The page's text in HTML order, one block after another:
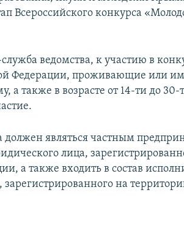
Всероссийского конкурса
ведомства, к участию в
Федерации, проживающие или
а также в возрасте от 14-ти до
должен являться частным
лица,
а также входить в состав
на